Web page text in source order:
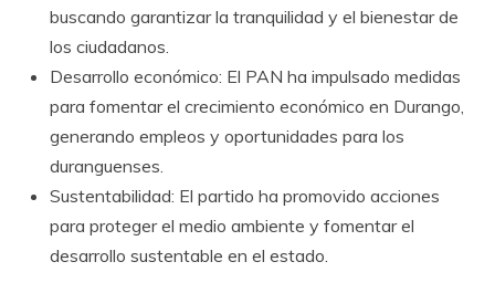
buscando garantizar la tranquilidad y el bienestar de
los ciudadanos.
Desarrollo económico: El PAN ha impulsado medidas
para fomentar el crecimiento económico en Durango,
generando empleos y oportunidades para los
duranguenses.
Sustentabilidad: El partido ha promovido acciones
para proteger el medio ambiente y fomentar el
desarrollo sustentable en el estado.